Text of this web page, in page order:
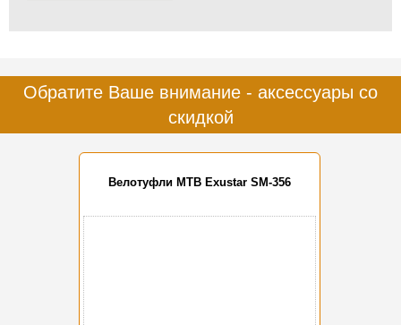
Обратите Ваше внимание - аксессуары со
скидкой
Велотуфли MTB Exustar SM-356